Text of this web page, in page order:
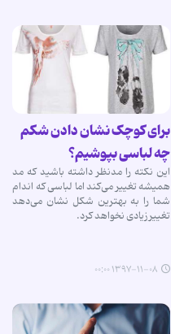
برای کوچک نشان دادن شکم
چه لباسی بپوشیم؟
این نکته را مدنظر داشته باشید که مد
همیشه تغییر می‌کند اما لباسی که اندام
شما را به بهترین شکل نشان می‌دهد
تغییر زیادی نخواهد کرد.
۱۳۹۷-۱۱-۰۸ ۰۰:۰۰